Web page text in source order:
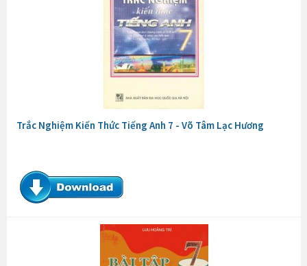
Trắc Nghiệm Kiến Thức Tiếng Anh 7 - Võ Tâm Lạc Hương